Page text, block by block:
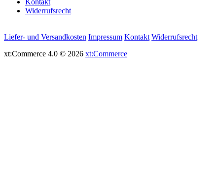
Widerrufsrecht
Liefer- und Versandkosten Impressum Kontakt Widerrufsrecht
xt:Commerce 4.0 © 2026 xt:Commerce